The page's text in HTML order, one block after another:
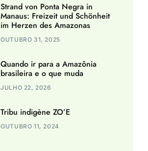
Strand von Ponta Negra in
Manaus: Freizeit und Schönheit
im Herzen des Amazonas
OUTUBRO 31, 2025
Quando ir para a Amazônia
brasileira e o que muda
JULHO 22, 2026
Tribu indigène ZO’E
OUTUBRO 11, 2024